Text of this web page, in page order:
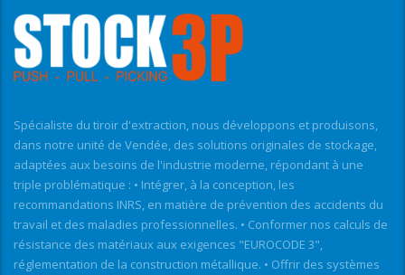
Spécialiste du tiroir d'extraction, nous développons et produisons,
dans notre unité de Vendée, des solutions originales de stockage,
adaptées aux besoins de l'industrie moderne, répondant à une
triple problématique : • Intégrer, à la conception, les
recommandations INRS, en matière de prévention des accidents du
travail et des maladies professionnelles. • Conformer nos calculs de
résistance des matériaux aux exigences "EUROCODE 3",
réglementation de la construction métallique. • Offrir des systèmes